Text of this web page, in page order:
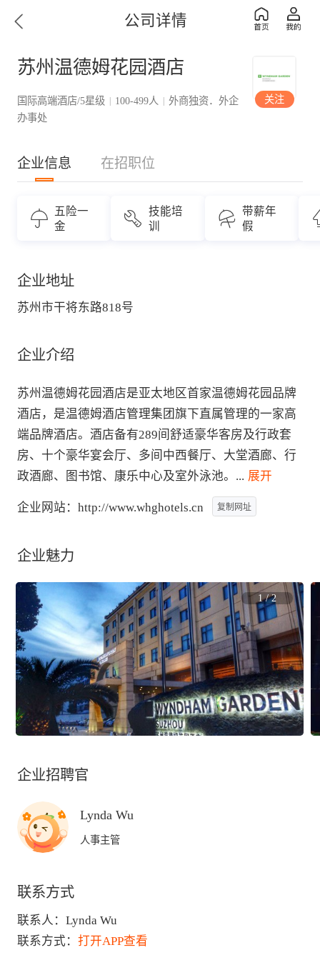
公司详情
苏州温德姆花园酒店
国际高端酒店/5星级 | 100-499人 | 外商独资．外企
办事处
关注
企业信息 在招职位
五险一
金
技能培
训
带薪年
假
企业地址
苏州市干将东路818号
企业介绍
苏州温德姆花园酒店是亚太地区首家温德姆花园品牌
酒店，是温德姆酒店管理集团旗下直属管理的一家高
端品牌酒店。酒店备有289间舒适豪华客房及行政套
房、十个豪华宴会厅、多间中西餐厅、大堂酒廊、行
政酒廊、图书馆、康乐中心及室外泳池。 ... 展开
企业网站： http://www.whghotels.cn 复制网址
企业魅力
1/2
企业招聘官
Lynda Wu
人事主管
联系方式
联系人： Lynda Wu
联系方式： 打开APP查看